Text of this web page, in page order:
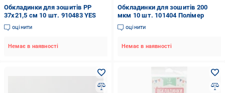
Обкладинки для зошитів PР
37x21,5 см 10 шт. 910483 YES
оцінити
Немає в наявності
Обкладинки для зошитів 200
мкм 10 шт. 101404 Полімер
оцінити
Немає в наявності